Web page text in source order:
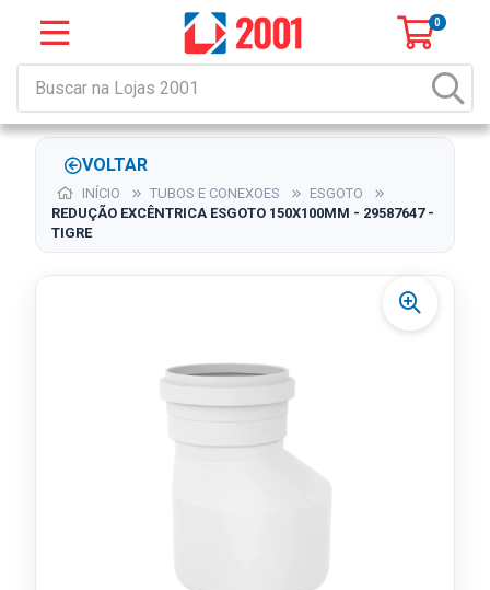
0
VOLTAR
INÍCIO TUBOS E CONEXOES
ESGOTO
REDUÇÃO EXCÊNTRICA ESGOTO 150X100MM - 29587647 -
TIGRE